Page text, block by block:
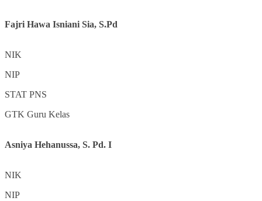
Fajri Hawa Isniani Sia, S.Pd
NIK
NIP
STAT PNS
GTK Guru Kelas
Asniya Hehanussa, S. Pd. I
NIK
NIP